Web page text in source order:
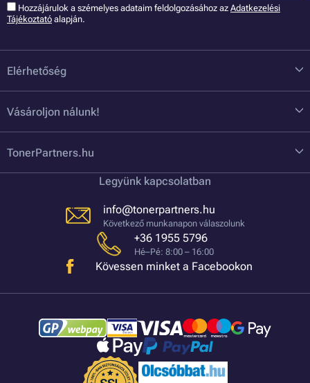
Hozzájárulok a szémelyes adataim feldolgozásához az Adatkezelési
Tájékoztató alapján.
Elérhetőség
Vásároljon nálunk!
TonerPartners.hu
Legyünk kapcsolatban
info@tonerpartners.hu
Következő munkanapon válaszolunk
+36 1955 5796
Hé–Pé: 8:00 – 16:00
Kövessen minket a Facebookon